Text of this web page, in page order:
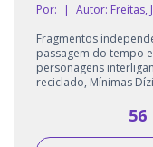
Por: | Autor: Freitas,
Fragmentos
passagem do tempo
personagens
reciclado, Mínimas
56